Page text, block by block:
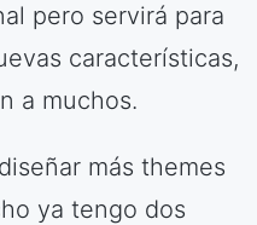
pero servirá para
características,
a muchos.
más themes
ya tengo dos